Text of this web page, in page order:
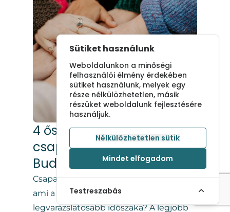
4 ősszel is ideális
csapatépítő helyszín
Budapest közelében
Csapatépítő helyszínt keresel az ősszel,
ami a természet egyik
legvarázslatosabb időszaka? A legjobb
Sütiket használunk
Weboldalunkon a minőségi
felhasználói élmény érdekében
sütiket használunk, melyek egy
része nélkülözhetetlen, másik
részüket weboldalunk fejlesztésére
használjuk.
Nélkülözhetetlen sütik
Mindet elfogadom
Testreszabás